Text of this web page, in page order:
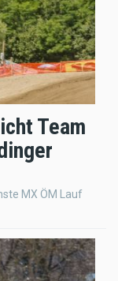
Team
MX ÖM Lauf